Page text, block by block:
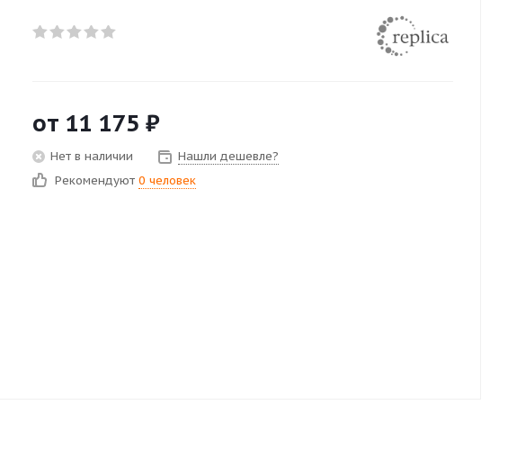
от 11 175 ₽
Нет в наличии
Нашли дешевле?
Рекомендуют 0 человек